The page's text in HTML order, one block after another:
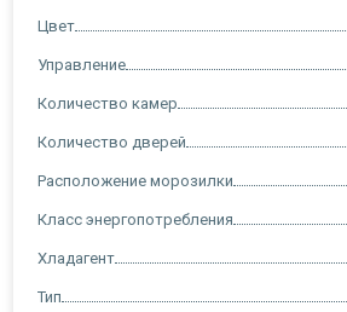
Цвет
Управление
Количество камер
Количество дверей
Расположение морозилки
Класс энергопотребления
Хладагент
Тип